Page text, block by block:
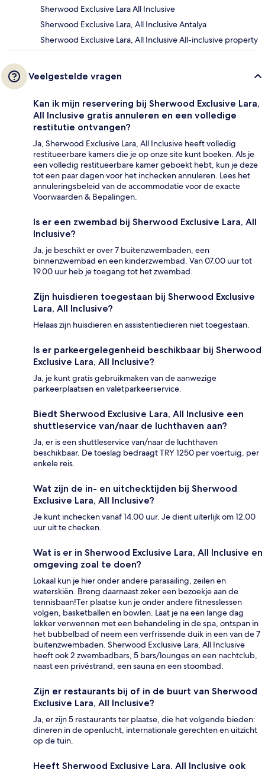
Sherwood Exclusive Lara All Inclusive
Sherwood Exclusive Lara, All Inclusive Antalya
Sherwood Exclusive Lara, All Inclusive All-inclusive property
Veelgestelde vragen
Kan ik mijn reservering bij Sherwood Exclusive Lara,
All Inclusive gratis annuleren en een volledige
restitutie ontvangen?
Ja, Sherwood Exclusive Lara, All Inclusive heeft volledig
restitueerbare kamers die je op onze site kunt boeken. Als je
een volledig restitueerbare kamer geboekt hebt, kun je deze
tot een paar dagen voor het inchecken annuleren. Lees het
annuleringsbeleid van de accommodatie voor de exacte
Voorwaarden & Bepalingen.
Is er een zwembad bij Sherwood Exclusive Lara, All
Inclusive?
Ja, je beschikt er over 7 buitenzwembaden, een
binnenzwembad en een kinderzwembad. Van 07.00 uur tot
19.00 uur heb je toegang tot het zwembad.
Zijn huisdieren toegestaan bij Sherwood Exclusive
Lara, All Inclusive?
Helaas zijn huisdieren en assistentiedieren niet toegestaan.
Is er parkeergelegenheid beschikbaar bij Sherwood
Exclusive Lara, All Inclusive?
Ja, je kunt gratis gebruikmaken van de aanwezige
parkeerplaatsen en valetparkeerservice.
Biedt Sherwood Exclusive Lara, All Inclusive een
shuttleservice van/naar de luchthaven aan?
Ja, er is een shuttleservice van/naar de luchthaven
beschikbaar. De toeslag bedraagt TRY 1250 per voertuig, per
enkele reis.
Wat zijn de in- en uitchecktijden bij Sherwood
Exclusive Lara, All Inclusive?
Je kunt inchecken vanaf 14.00 uur. Je dient uiterlijk om 12.00
uur uit te checken.
Wat is er in Sherwood Exclusive Lara, All Inclusive en
omgeving zoal te doen?
Lokaal kun je hier onder andere parasailing, zeilen en
waterskiën. Breng daarnaast zeker een bezoekje aan de
tennisbaan!Ter plaatse kun je onder andere fitnesslessen
volgen, basketballen en bowlen. Laat je na een lange dag
lekker verwennen met een behandeling in de spa, ontspan in
het bubbelbad of neem een verfrissende duik in een van de 7
buitenzwembaden. Sherwood Exclusive Lara, All Inclusive
heeft ook 2 zwembadbars, 5 bars/lounges en een nachtclub,
naast een privéstrand, een sauna en een stoombad.
Zijn er restaurants bij of in de buurt van Sherwood
Exclusive Lara, All Inclusive?
Ja, er zijn 5 restaurants ter plaatse, die het volgende bieden:
dineren in de openlucht, internationale gerechten en uitzicht
op de tuin.
Heeft Sherwood Exclusive Lara, All Inclusive ook